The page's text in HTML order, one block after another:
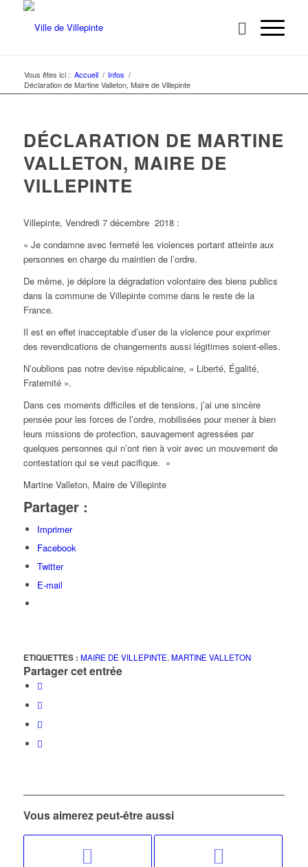
Vous êtes ici : Accueil / Infos /
Déclaration de Martine Valleton, Maire de Villepinte
DÉCLARATION DE MARTINE
VALLETON, MAIRE DE
VILLEPINTE
Villepinte, Vendredi 7 décembre 2018 :
« Je condamne avec fermeté les violences portant atteinte aux
personnes en charge du maintien de l’ordre.
De même, je déplore la dégradation volontaire des biens publics
dans la commune de Villepinte comme dans le reste de la
France.
Il est en effet inacceptable d’user de la violence pour exprimer
des revendications de changements aussi légitimes soient-elles.
N’oublions pas notre devise républicaine, « Liberté, Égalité,
Fraternité ».
Dans ces moments difficiles et de tensions, j’ai une sincère
pensée pour les forces de l’ordre, mobilisées pour mener à bien
leurs missions de protection, sauvagement agressées par
quelques personnes qui n’ont rien à voir avec un mouvement de
contestation qui se veut pacifique. »
Martine Valleton, Maire de Villepinte
Partager :
Imprimer
Facebook
Twitter
E-mail
ETIQUETTES : MAIRE DE VILLEPINTE,MARTINE VALLETON
Partager cet entrée
Vous aimerez peut-être aussi